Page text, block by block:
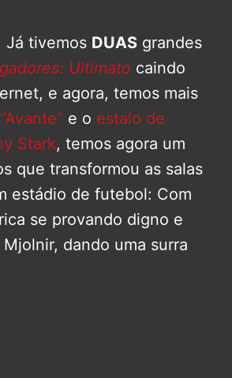
Já tivemos DUAS grandes
Ultimato caindo
e agora, temos mais
“Avante” e o estalo de
Stark, temos agora um
que transformou as salas
estádio de futebol: Com
se provando digno e
dando uma surra